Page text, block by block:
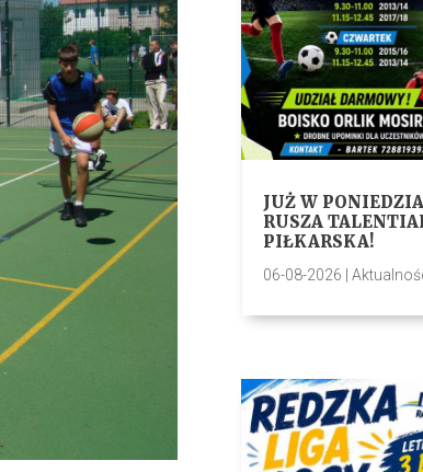
JUŻ W
RUSZA
PIŁKARSKA!
06-08-2026 |